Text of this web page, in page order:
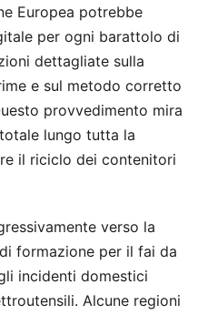
Europea potrebbe
per ogni barattolo di
dettagliate sulla
e sul metodo corretto
provvedimento mira
lungo tutta la
il riciclo dei contenitori
verso la
formazione per il fai da
incidenti domestici
Alcune regioni